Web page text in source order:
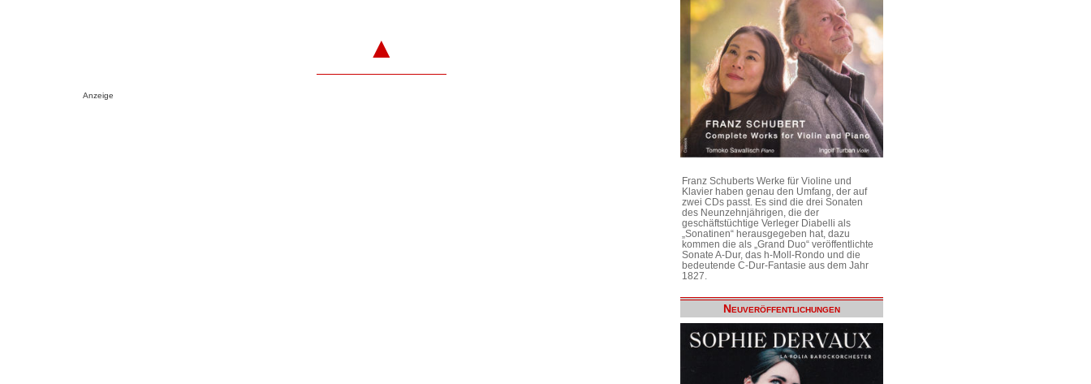
▲
Anzeige
Franz Schuberts Werke für Violine und
Klavier haben genau den Umfang, der auf
zwei CDs passt. Es sind die drei Sonaten
des Neunzehnjährigen, die der
geschäftstüchtige Verleger Diabelli als
„Sonatinen“ herausgegeben hat, dazu
kommen die als „Grand Duo“ veröffentlichte
Sonate A-Dur, das h-Moll-Rondo und die
bedeutende C-Dur-Fantasie aus dem Jahr
1827.
Neuveröffentlichungen